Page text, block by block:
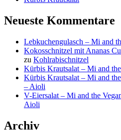
Neueste Kommentare
Lebkuchengulasch – Mi and
Kokosschnitzel mit Ananas
zu Kohlrabischnitzel
Kürbis Krautsalat – Mi and
Kürbis Krautsalat – Mi and
– Aioli
V-Eiersalat – Mi and the
Aioli
Archiv